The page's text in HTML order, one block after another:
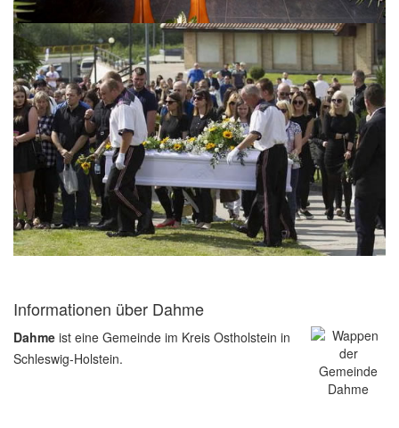
Informationen über Dahme
Dahme ist eine Gemeinde im Kreis Ostholstein in
Schleswig-Holstein.